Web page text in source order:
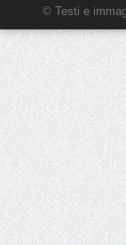
© Testi e